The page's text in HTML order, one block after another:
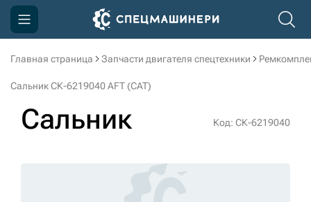
Главная страница Запчасти двигателя спецтехники
Сальник СК-6219040 AFT (CAT)
Сальник Код: СК-6219040
Компания
Доставка и оплата